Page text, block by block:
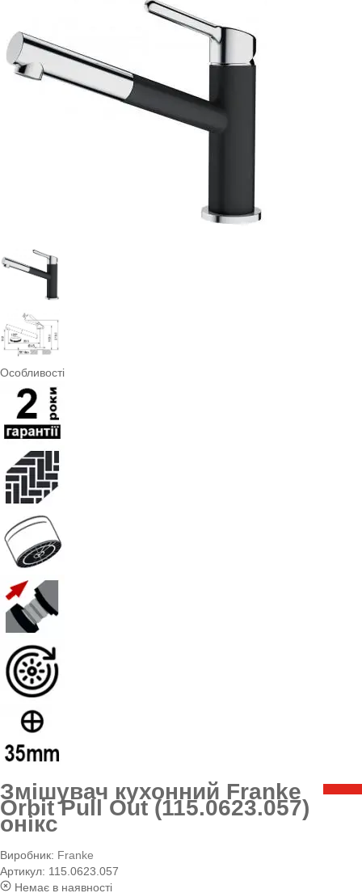
Особливості
Змішувач кухонний Franke
Orbit Pull Out (115.0623.057)
онікс
Виробник: Franke
Артикул: 115.0623.057
Немає в наявності